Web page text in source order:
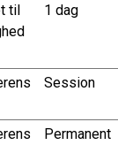
til
1 dag
Session
Permanent